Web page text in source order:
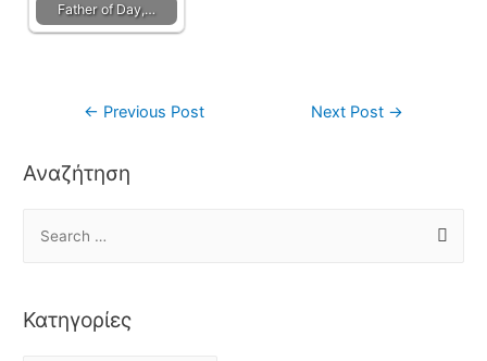
Father of Day,…
← Previous Post Next Post →
Αναζήτηση
Κατηγορίες